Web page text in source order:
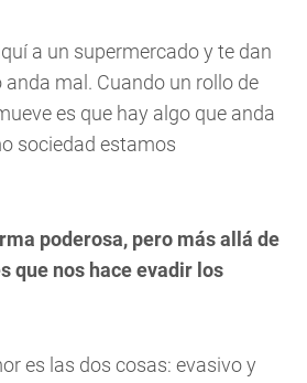
a un supermercado y te dan
anda mal. Cuando un rollo de
es que hay algo que anda
sociedad estamos
poderosa, pero más allá de
que nos hace evadir los
es las dos cosas: evasivo y